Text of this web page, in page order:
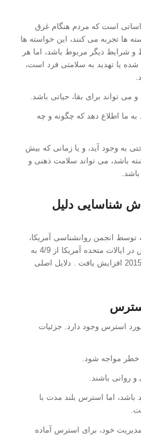
است که مردم هنگام غرق
ها تجربه می کنند، این خواسته ها
و شرایط دیگر مربوط باشد، اما هر
یا تهدید به سلامتی فرد است،
می تواند برای بقا، حیاتی باشد.
به ما اطلاع دهد که چگونه و چه
به وجود آید، و یا زمانی که بیش
باشد، می تواند سلامت ذهنی و
شناسایی دلیل
انجمن روانشناسی آمریکا،
میانگین فشارهای ناشی از استرس در ایالات متحده آمریکا از 4/9 به
5/1 در مقیاس از 1 تا 10 در سال 2015 افزایش یافت . دلایل اصلی
استرس وجود دارد. جزئیات
خطر مواجه شود.
روانی باشند.
اما استرس بلند مدت با
خود، برای استرس آماده